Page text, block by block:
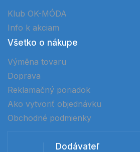
Klub OK-MÓDA
Info k akciam
Všetko o nákupe
Výměna tovaru
Doprava
Reklamačný poriadok
Ako vytvoriť objednávku
Obchodné podmienky
Dodávateľ